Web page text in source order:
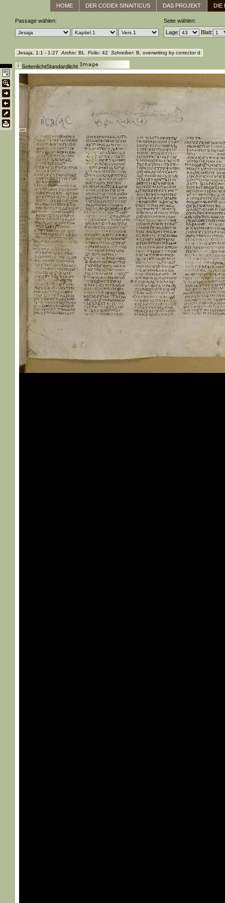
HOME DER CODEX SINAITICUS DAS PROJEKT DIE
Passage wählen:
Seite wählen:
Lage:
Blatt:
Jesaja, 1:1 - 1:27 Archiv: BL Folio: 42 Schreiber: B, overwriting by corrector d
SeitenlichtStandardlicht